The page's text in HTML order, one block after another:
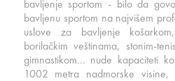
bavljenje sportom - bilo da
bavljenu sportom na najvišem
uslove za bavljenje
borilačkim veštinama, stonim-
gimnastikom... nude kapaciteti
1002 metra nadmorske